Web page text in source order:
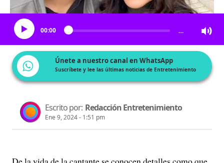
Escucha el artículo
00:00 …
Únete a nuestro canal en WhatsApp
Suscríbete y lee las últimas noticias de Entretenimiento
Escrito por: Redacción Entretenimiento
Ene 9, 2024 - 1:51 pm